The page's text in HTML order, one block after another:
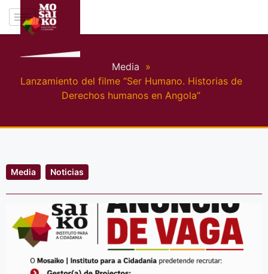
Media »
Lanzamiento del filme “Ser Humano. Historias de
Derechos humanos en Angola”
Media Noticias